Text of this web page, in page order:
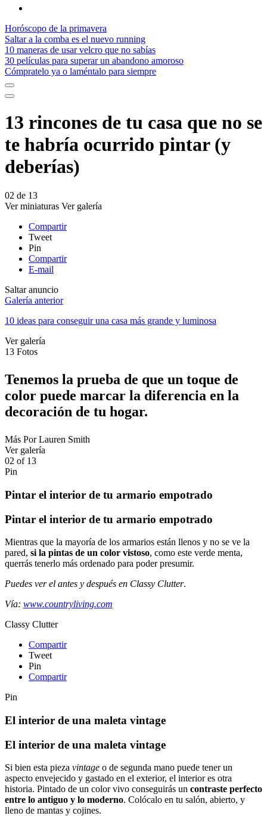
Horóscopo de la primavera
Saltar a la comba es el nuevo running
10 maneras de usar velcro que no sabías
30 películas para superar un abandono amoroso
Cómpratelo ya o laméntalo para siempre
13 rincones de tu casa que no se
te habría ocurrido pintar (y
deberías)
02 de 13
Ver miniaturas Ver galería
Compartir
Tweet
Pin
Compartir
E-mail
Saltar anuncio
Galería anterior
10 ideas para conseguir una casa más grande y luminosa
Ver galería
13 Fotos
Tenemos la prueba de que un toque de
color puede marcar la diferencia en la
decoración de tu hogar.
Más PorLauren Smith
Ver galería
02 of 13
Pin
Pintar el interior de tu armario empotrado
Pintar el interior de tu armario empotrado
Mientras que la mayoría de los armarios están llenos y no se ve la
pared, si la pintas de un color vistoso, como este verde menta,
querrás tenerlo más ordenado para poder presumir.
Puedes ver el antes y después en Classy Clutter.
Vía: www.countryliving.com
Classy Clutter
Compartir
Tweet
Pin
Compartir
Pin
El interior de una maleta vintage
El interior de una maleta vintage
Si bien esta pieza vintage o de segunda mano puede tener un
aspecto envejecido y gastado en el exterior, el interior es otra
historia. Pintado de un color vivo conseguirás un contraste perfecto
entre lo antiguo y lo moderno. Colócalo en tu salón, abierto, y
lleno de mantas y cojines.